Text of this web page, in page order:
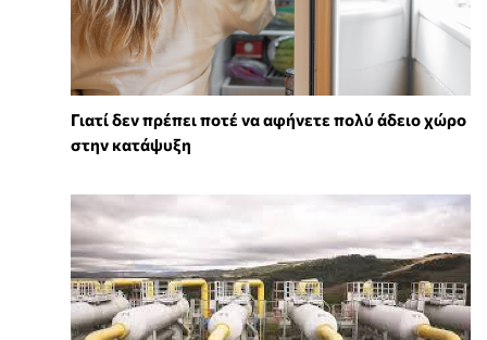
Γιατί δεν πρέπει ποτέ να αφήνετε πολύ άδειο χώρο
στην κατάψυξη